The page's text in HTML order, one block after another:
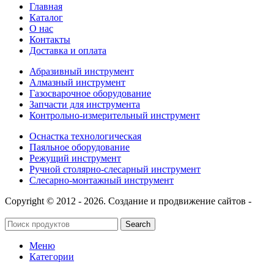
Главная
Каталог
О нас
Контакты
Доставка и оплата
Абразивный инструмент
Алмазный инструмент
Газосварочное оборудование
Запчасти для инструмента
Контрольно-измерительный инструмент
Оснастка технологическая
Паяльное оборудование
Режущий инструмент
Ручной столярно-слесарный инструмент
Слесарно-монтажный инструмент
Copyright © 2012 - 2026. Создание и продвижение сайтов -
Search
Меню
Категории